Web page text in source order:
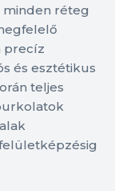
minden réteg
precíz
és esztétikus
teljes